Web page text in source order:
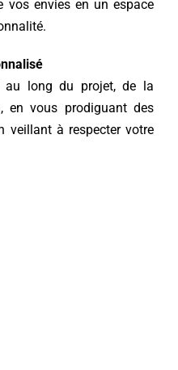
vos envies en un espace
au long du projet, de la
en vous prodiguant des
veillant à respecter votre